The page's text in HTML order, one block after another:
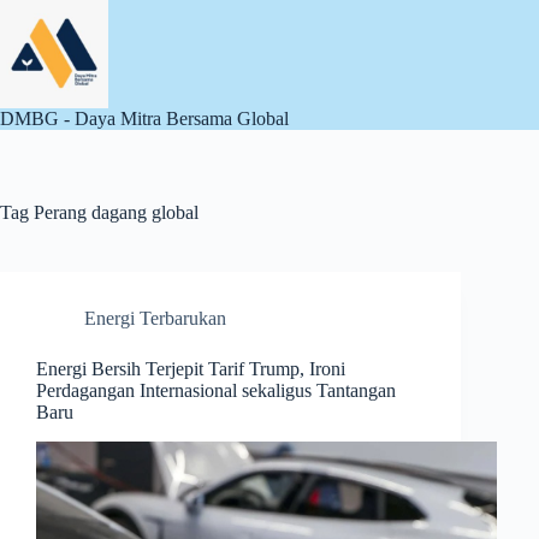
content
DMBG - Daya Mitra Bersama Global
Tag Perang dagang global
Energi Terbarukan
Energi Bersih Terjepit Tarif Trump, Ironi
Perdagangan Internasional sekaligus Tantangan
Baru